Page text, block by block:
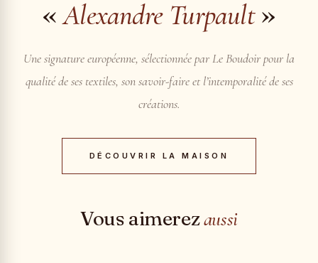
«Alexandre Turpault»
Une signature européenne, sélectionnée par Le Boudoir pour la
qualité de ses textiles, son savoir-faire et l’intemporalité de ses
créations.
DÉCOUVRIR LA MAISON
Vous aimerezaussi